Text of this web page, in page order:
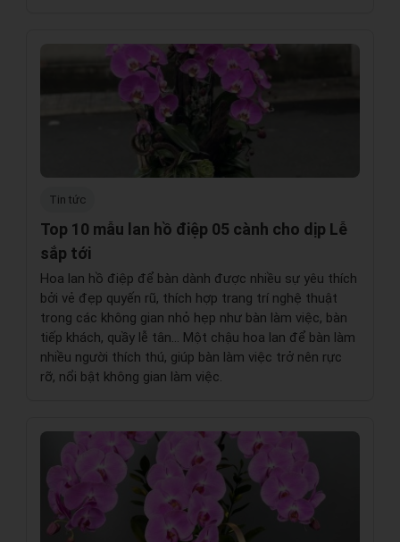
Tin tức
Top 10 mẫu lan hồ điệp 05 cành cho dịp Lễ
sắp tới
Hoa lan hồ điệp để bàn dành được nhiều sự yêu thích
bởi vẻ đẹp quyến rũ, thích hợp trang trí nghệ thuật
trong các không gian nhỏ hẹp như bàn làm việc, bàn
tiếp khách, quầy lễ tân… Một chậu hoa lan để bàn làm
nhiều người thích thú, giúp bàn làm việc trở nên rực
rỡ, nổi bật không gian làm việc.